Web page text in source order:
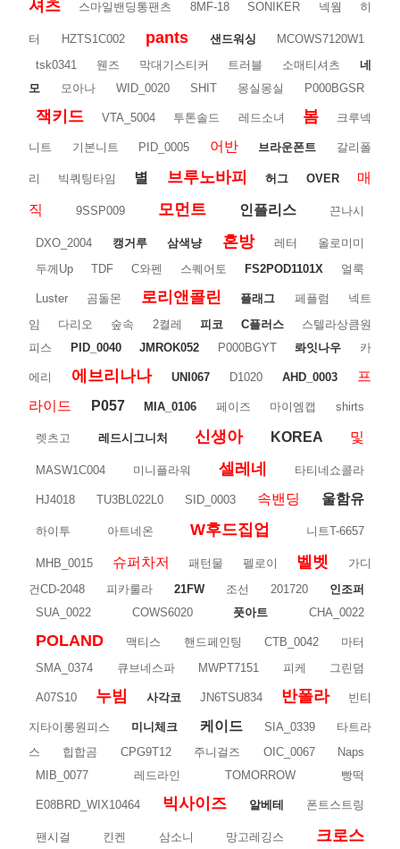
셔츠
스마일밴딩통팬츠 8MF-18 SONIKER 넥웜 히
터 HZTS1C002 pants 샌드워싱
MCOWS7120W1
tsk0341
웬즈 막대기스티커 트러블 소매티셔츠
네
모
모아나 WID_0020 SHIT 몽실몽실 P000BGSR
잭키드 VTA_5004 투톤솔드 레드소녀 봄 크루넥
니트 기본니트 PID_0005 어반 브라운폰트 갈리폴
리 빅쿼팅타임 별 브루노바피 허그 OVER 매
직 9SSP009 모먼트 인플리스 끈나시
DXO_2004 캥거루 삼색냥 혼방 레터
올로미미
두께Up
TDF C와펜 스퀘어토 FS2POD1101X 얼룩
Luster 곰돌몬 로리앤콜린 플래그 페플럼
넥트
임
다리오 숲속 2켤레 피코 C플러스
스텔라상큼원
피스
PID_0040 JMROK052 P000BGYT 롸잇나우 카
에리 에브리나나 UNI067 D1020 AHD_0003
프
라이드
P057 MIA_0106 페이즈 마이엠캡 shirts
렛츠고 레드시그니처 신생아 KOREA 및
MASW1C004 미니플라워 셀레네 타티네쇼콜라
HJ4018 TU3BL022L0 SID_0003 속밴딩 울함유
하이투 아트네온 W후드집업 니트T-6657
MHB_0015 슈퍼차저 패턴물 펠로이 벨벳
가디
건CD-2048
피카룰라 21FW 조선 201720
인조퍼
SUA_0022
COWS6020 풋아트 CHA_0022
POLAND 맥티스 핸드페인팅 CTB_0042
마터
SMA_0374
큐브네스파 MWPT7151 피케 그린덤
A07S10 누빔 사각코 JN6TSU834 반폴라 빈티
지타이롱원피스 미니체크 케이드 SIA_0339
타트라
스
힙합곰 CPG9T12 주니걸즈 OIC_0067
Naps
MIB_0077
레드라인 TOMORROW 빵떡
E08BRD_WIX10464 빅사이즈 알베테 폰트스트링
팬시걸 킨켄 삼소니 망고레깅스 크로스